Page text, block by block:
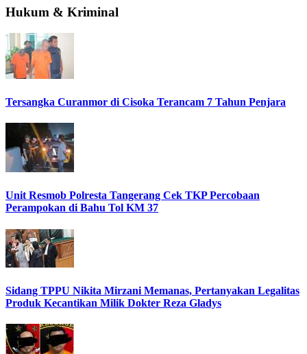
Hukum & Kriminal
Tersangka Curanmor di Cisoka Terancam 7 Tahun Penjara
Unit Resmob Polresta Tangerang Cek TKP Percobaan
Perampokan di Bahu Tol KM 37
Sidang TPPU Nikita Mirzani Memanas, Pertanyakan Legalitas
Produk Kecantikan Milik Dokter Reza Gladys